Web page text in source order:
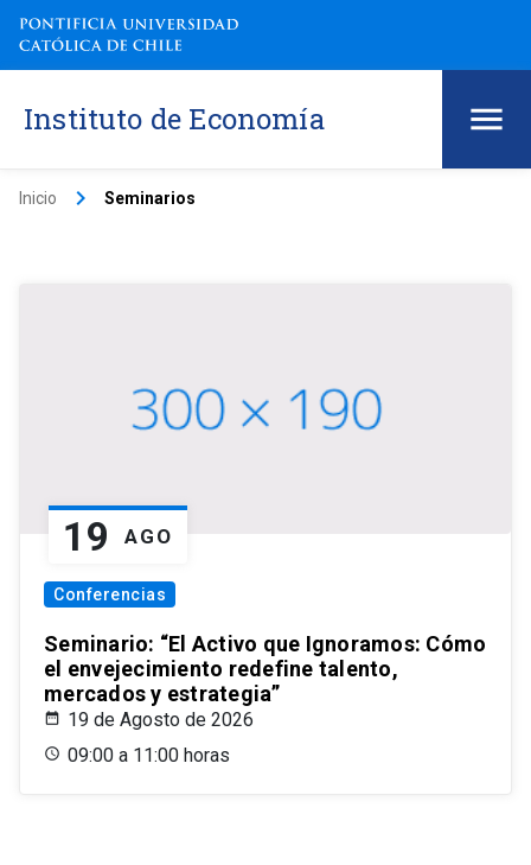
Instituto de Economía
Inicio keyboard_arrow_right Seminarios
19 AGO
Conferencias
Seminario: “El Activo que Ignoramos: Cómo
el envejecimiento redefine talento,
mercados y estrategia”
19 de Agosto de 2026
09:00 a 11:00 horas